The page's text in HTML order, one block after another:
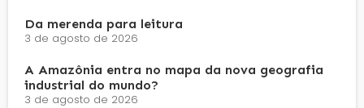
Da merenda para leitura
3 de agosto de 2026
A Amazônia entra no mapa da nova geografia
industrial do mundo?
3 de agosto de 2026